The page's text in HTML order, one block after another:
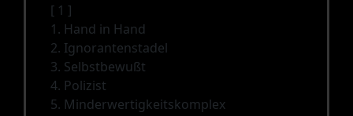
[ 1 ]
1. Hand in Hand
2. Ignorantenstadel
3. Selbstbewußt
4. Polizist
5. Minderwertigkeitskomplex